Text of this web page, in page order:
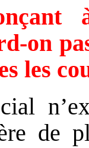
on
les
de